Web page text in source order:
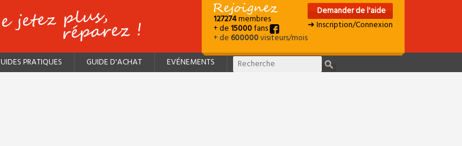
127274membres
+ de15000fans
+ de600000visiteurs/mois
Demander de l'aide
➜ Inscription/Connexion
PRATIQUES GUIDE D'ACHAT EVÉNEMENTS